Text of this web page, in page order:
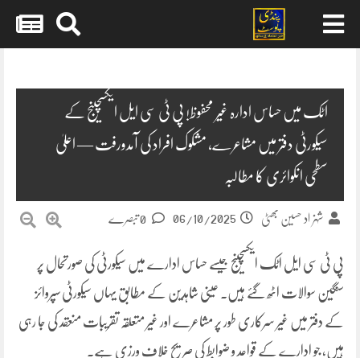
اٹک میں حساس ادارہ غیر محفوظ! پی ٹی سی ایل ایکسچینج کے
سیکورٹی دفتر میں مشاعرے، مشکوک افراد کی آمدورفت — اعلیٰ
سطحی انکوائری کا مطالبہ
شہزاد حسین بھٹی 06/10/2025
پی ٹی سی ایل اٹک ایکسچینج جیسے حساس ادارے میں سیکورٹی کی صورتحال پر
سنگین سوالات اٹھ گئے ہیں۔ عینی شاہدین کے مطابق یہاں سیکورٹی سپروائز
کے دفتر میں غیر سرکاری طور پر مشاعرے اور غیر متعلقہ تقریبات منعقد کی جا رہی
ہیں، جو ادارے کے قواعد و ضوابط کی صریح خلاف ورزی ہے۔